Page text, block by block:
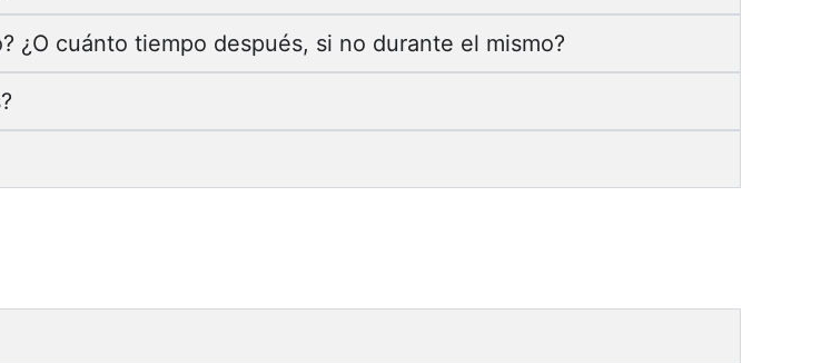
¿O cuánto tiempo después, si no durante el mismo?